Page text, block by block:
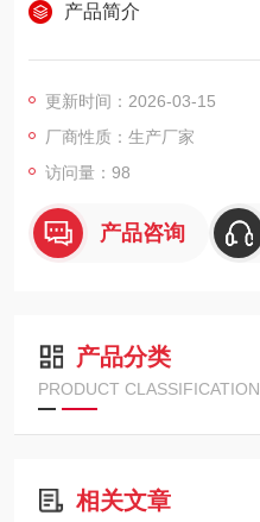
产品简介
更新时间：2026-03-15
厂商性质：生产厂家
访问量：98
产品咨询
产品分类
PRODUCT CLASSIFICATION
相关文章